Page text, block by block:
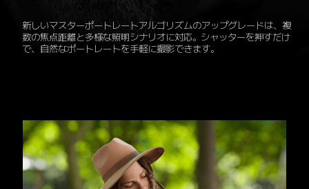
新しいマスターポートレートアルゴリズムのアップグレードは、複
数の焦点距離と多様な照明シナリオに対応。シャッターを押すだけ
で、自然なポートレートを手軽に撮影できます。